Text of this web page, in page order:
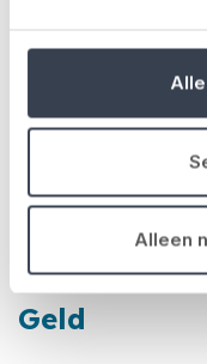
Alleen
Ongevallen
Als er tijdens jouw
gebeurt, dan zorgt
medische kosten
Geld